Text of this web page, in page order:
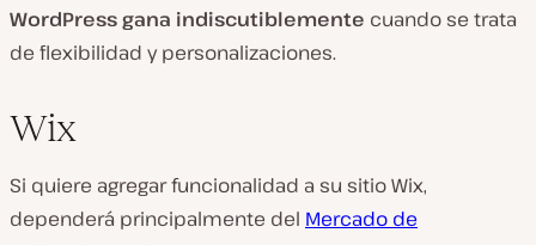
WordPress gana indiscutiblemente cuando se trata
de flexibilidad y personalizaciones.
Wix
Si quiere agregar funcionalidad a su sitio Wix,
dependerá principalmente del Mercado de